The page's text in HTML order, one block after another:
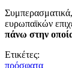
ευρωπαϊκών
πάνω στην
Ετικέτες:
πρόσφατα